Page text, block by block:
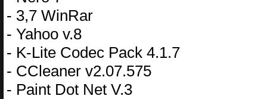
- 3,7 WinRar
- Yahoo v.8
- K-Lite Codec Pack 4.1.7
- CCleaner v2.07.575
- Paint Dot Net V.3